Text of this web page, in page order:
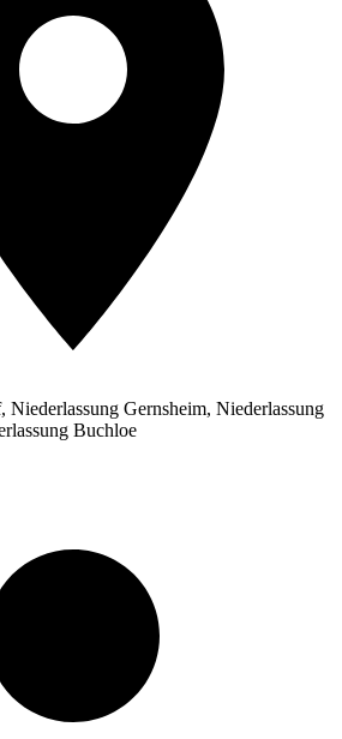
Niederlassung Gernsheim, Niederlassung
Buchloe